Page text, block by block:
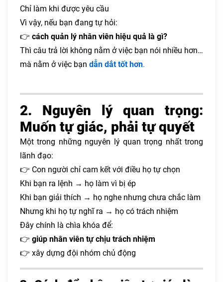
Chỉ làm khi được yêu cầu
Vì vậy, nếu bạn đang tự hỏi:
👉 cách quản lý nhân viên hiệu quả là gì?
Thì câu trả lời không nằm ở việc bạn nói nhiều hơn…
mà nằm ở việc bạn dẫn dắt tốt hơn.
2. Nguyên lý quan trọng:
Muốn tự giác, phải tự quyết
Một trong những nguyên lý quan trọng nhất trong
lãnh đạo:
👉 Con người chỉ cam kết với điều họ tự chọn
Khi bạn ra lệnh → họ làm vì bị ép
Khi bạn giải thích → họ nghe nhưng chưa chắc làm
Nhưng khi họ tự nghĩ ra → họ có trách nhiệm
Đây chính là chìa khóa để:
👉 giúp nhân viên tự chịu trách nhiệm
👉 xây dựng đội nhóm chủ động